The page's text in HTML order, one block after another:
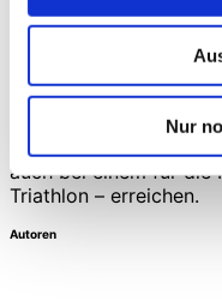
Nur
Durch die MBST-
lässt sich auch bei
Knochenmarködem
sehr schnell ein
Schmerzfreiheit und
auch bei einem für die
Triathlon – erreichen.
Autoren